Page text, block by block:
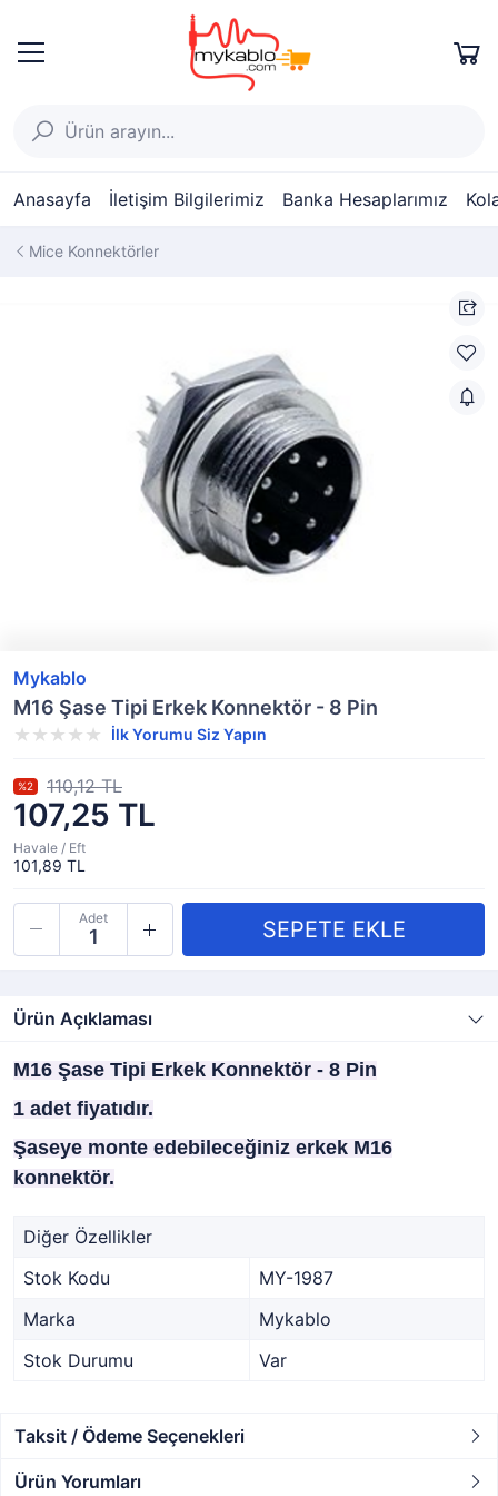
Anasayfa İletişim Bilgilerimiz Banka Hesaplarımız
Mice Konnektörler
Mykablo
M16 Şase Tipi Erkek Konnektör - 8 Pin
İlk Yorumu Siz Yapın
107,25 TL
%2 110,12 TL
Havale / Eft
101,89 TL
Adet
Ürün Açıklaması
M16 Şase Tipi Erkek Konnektör - 8 Pin
1 adet fiyatıdır.
Şaseye monte edebileceğiniz erkek M16
konnektör.
Diğer Özellikler
Stok Kodu
MY-1987
Marka
Mykablo
Stok Durumu
Var
Taksit / Ödeme Seçenekleri
Ürün Yorumları